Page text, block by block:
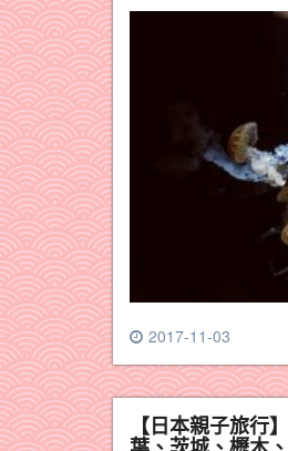
2017-11-03
【日本親子旅
葉、茨城、櫪木